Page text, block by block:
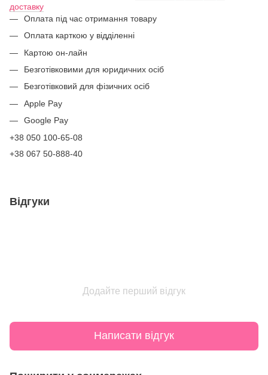
доставку
Оплата під час отримання товару
Оплата карткою у відділенні
Картою он-лайн
Безготівковими для юридичних осіб
Безготівковий для фізичних осіб
Apple Pay
Google Pay
+38 050 100-65-08
+38 067 50-888-40
Відгуки
Додайте перший відгук
Написати відгук